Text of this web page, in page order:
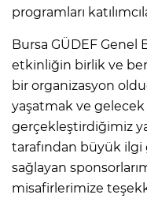
programları
Bursa GÜDEF Genel
etkinliğin birlik ve
bir organizasyon
yaşatmak ve
gerçekleştirdiğimiz
tarafından büyük ilgi
sağlayan
misafirlerimize